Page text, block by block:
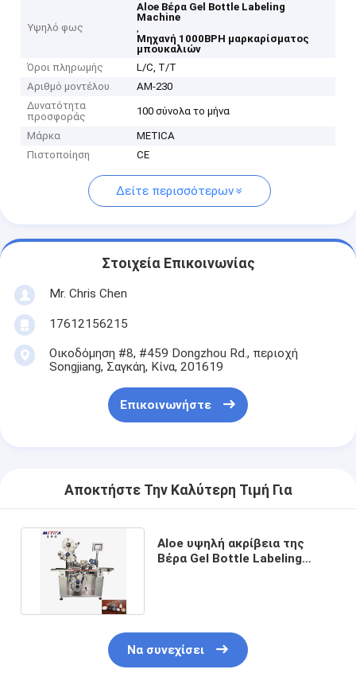
Υψηλό φως
Aloe Βέρα Gel Bottle Labeling
Machine
,
Μηχανή 1000BPH μαρκαρίσματος
μπουκαλιών
Όροι πληρωμής
L/C, T/T
Αριθμό μοντέλου
ΑΜ-230
Δυνατότητα
προσφοράς
100 σύνολα το μήνα
Μάρκα
METICA
Πιστοποίηση
CE
Δείτε περισσότερων
Στοιχεία Επικοινωνίας
Mr. Chris Chen
17612156215
Οικοδόμηση #8, #459 Dongzhou Rd., περιοχή
Songjiang, Σαγκάη, Κίνα, 201619
Επικοινωνήστε
Αποκτήστε Την Καλύτερη Τιμή Για
Aloe υψηλή ακρίβεια της
Βέρα Gel Bottle Labeling
Να συνεχίσει